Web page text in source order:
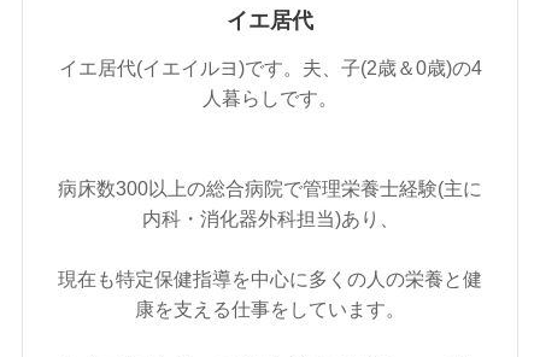
イエ居代
イエ居代(イエイルヨ)です。夫、子(2歳＆0歳)の4
人暮らしです。
病床数300以上の総合病院で管理栄養士経験(主に
内科・消化器外科担当)あり、
現在も特定保健指導を中心に多くの人の栄養と健
康を支える仕事をしています。